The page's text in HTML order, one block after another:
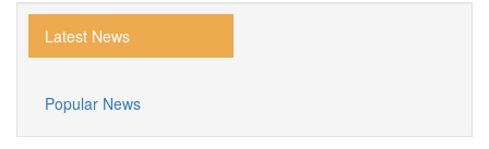
Latest News
Popular News